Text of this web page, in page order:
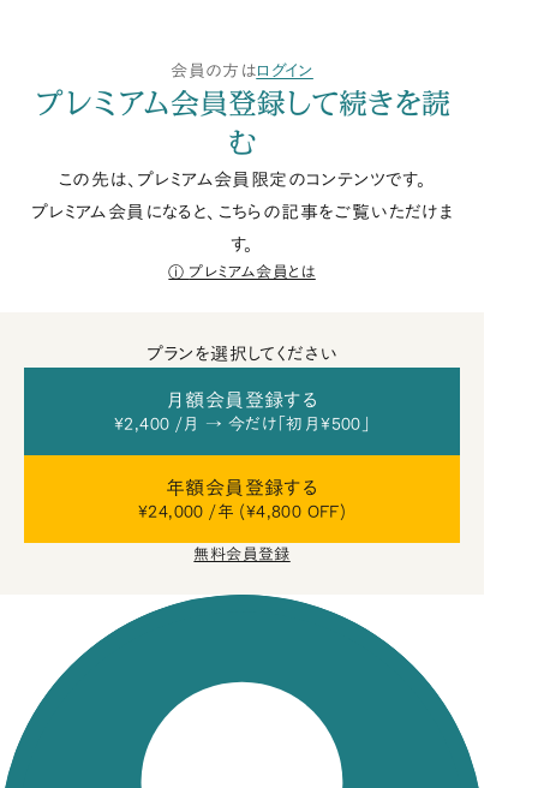
会員の方はログイン
プレミアム会員登録して続きを読
む
この先は、プレミアム会員限定のコンテンツです。
プレミアム会員になると、こちらの記事をご覧いただけま
す。
プレミアム会員とは
プランを選択してください
月額会員登録する
¥2,400 /月 → 今だけ「初月¥500」
年額会員登録する
¥24,000 /年 (¥4,800 OFF)
無料会員登録